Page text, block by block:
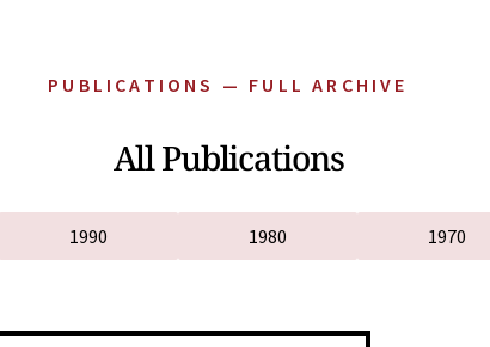
PUBLICATIONS — FULL ARCHIVE
All Publications
1990 1980 1970